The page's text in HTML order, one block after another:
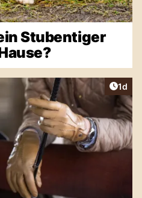
Stubentiger
1d